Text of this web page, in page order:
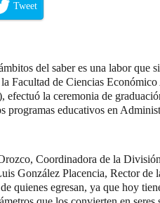
Tweet
del saber es una labor que
Facultad de Ciencias
la ceremonia de
programas educativos en
Coordinadora de la
González Placencia, Rector de
quienes egresan, ya que hoy